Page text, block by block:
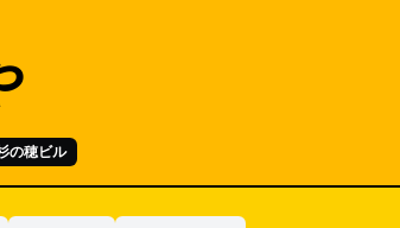
の穂ビル